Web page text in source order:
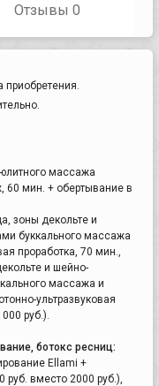
Отзывы 0
массажа
мин. + обертывание в
зоны декольте и
буккального массажа
проработка, 70 мин.,
и шейно-
массажа и
ультразвуковая
руб.).
ботокс ресниц:
Ellami +
вместо 2000 руб.),